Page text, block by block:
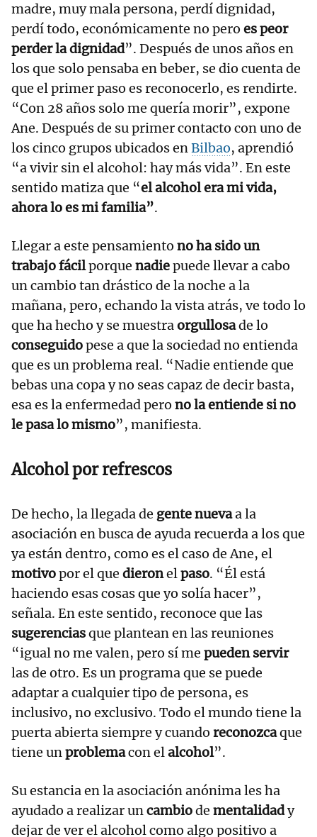
madre, muy mala persona, perdí dignidad,
perdí todo, económicamente no pero es peor
perder la dignidad”. Después de unos años en
los que solo pensaba en beber, se dio cuenta de
que el primer paso es reconocerlo, es rendirte.
“Con 28 años solo me quería morir”, expone
Ane. Después de su primer contacto con uno de
los cinco grupos ubicados enBilbao, aprendió
“a vivir sin el alcohol: hay más vida”. En este
sentido matiza que “el alcohol era mi vida,
ahora lo es mi familia”.
Llegar a este pensamiento no ha sido un
trabajo fácilporque nadiepuede llevar a cabo
un cambio tan drástico de la noche a la
mañana, pero, echando la vista atrás, ve todo lo
que ha hecho y se muestraorgullosade lo
conseguidopese a que la sociedad no entienda
que es un problema real. “Nadie entiende que
bebas una copa y no seas capaz de decir basta,
esa es la enfermedad pero no la entiende si no
le pasa lo mismo”, manifiesta.
Alcohol por refrescos
De hecho, la llegada de gente nuevaa la
asociación en busca de ayuda recuerda a los que
ya están dentro, como es el caso de Ane, el
motivopor el que dieronelpaso. “Él está
haciendo esas cosas que yo solía hacer”,
señala. En este sentido, reconoce que las
sugerenciasque plantean en las reuniones
“igual no me valen, pero sí me pueden servir
las de otro. Es un programa que se puede
adaptar a cualquier tipo de persona, es
inclusivo, no exclusivo. Todo el mundo tiene la
puerta abierta siempre y cuando reconozcaque
tiene unproblemacon elalcohol”.
Su estancia en la asociación anónima les ha
ayudado a realizar uncambiode mentalidady
dejar de ver el alcohol como algo positivo a